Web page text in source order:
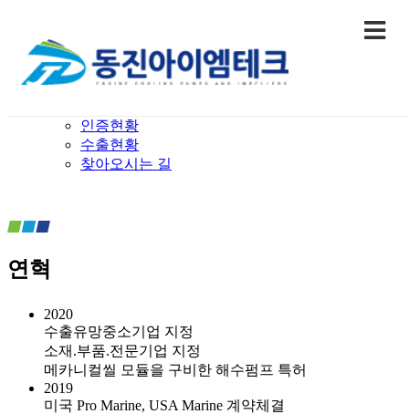
연혁
인사말
연혁
인증현황
수출현황
찾아오시는 길
연혁
2020
수출유망중소기업 지정
소재.부품.전문기업 지정
메카니컬씰 모듈을 구비한 해수펌프 특허
2019
미국 Pro Marine, USA Marine 계약체결